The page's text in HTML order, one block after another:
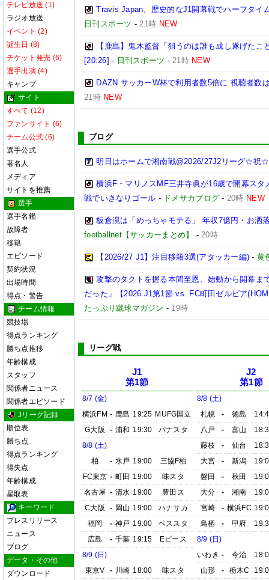
テレビ放送 (1)
ラジオ放送
イベント (2)
誕生日 (8)
チケット発売 (6)
選手出演 (4)
キャンプ
サイト
すべて (12)
ファンサイト (6)
チーム公式 (6)
選手公式
著名人
メディア
サイトを推薦
選手
選手名鑑
故障者
移籍
エピソード
契約状況
出場時間
得点・警告
チーム情報
競技場
得点ランキング
勝ち点推移
年齢構成
スタッフ
関係者ニュース
関係者エピソード
Jリーグ記録
順位表
勝ち点
得点ランキング
得失点
年齢構成
星取表
キーワード
プレスリリース
ニュース
ブログ
データ・その他
ダウンロード
Travis Japan、歴史的なJ1開幕戦でハーフタイ
日刊スポーツ -21時 NEW
【鹿島】鬼木監督「狙うのは誰も成し遂げた
[20:26] - 日刊スポーツ -21時 NEW
DAZN サッカーW杯で利用者数5倍に 視聴者数
21時 NEW
ブログ
明日はホームで湘南戦@2026/27J2リーグ☆
横浜F・マリノスMF三井寺眞が16歳で開幕ス
戦でいきなりゴール - ドメサカブログ - 20時 NEW
板倉滉は「めっちゃモテる」 年収7億円・お洒
footballnet【サッカーまとめ】
-20時
【2026/27 J1】注目移籍3選(アタッカー編) -黄
攻撃のタクトを握る本間至恩、始動から開幕ま
だった」【2026 J1第1節 vs. FC町田ゼルビア
たっぷり蹴球マガジン - 19時
リーグ戦
J1
第1節
8/7 (金)
横浜FM - 鹿島 19:25 MUFG国立
G大阪
- 浦和 19:30
パナスタ
8/8 (土)
柏
- 水戸 19:00
三協F柏
FC東京 - 町田 19:00
味スタ
名古屋 - 清水 19:00
豊田ス
C大阪
- 岡山 19:00
ハナサカ
福岡
- 神戸 19:00
ベススタ
広島
- 千葉 19:15
Eピース
8/9 (日)
東京V
- 川崎 18:00
味スタ
J2
第1節
8/8 (土)
札幌
- 徳島
八戸
- 富山
藤枝
- 仙台
大宮
- 新潟
磐田
- 秋田
大分
- 湘南
宮崎
- 横浜FC
鳥栖
- 甲府
8/9 (日)
いわき - 今治
山形
- 栃木C